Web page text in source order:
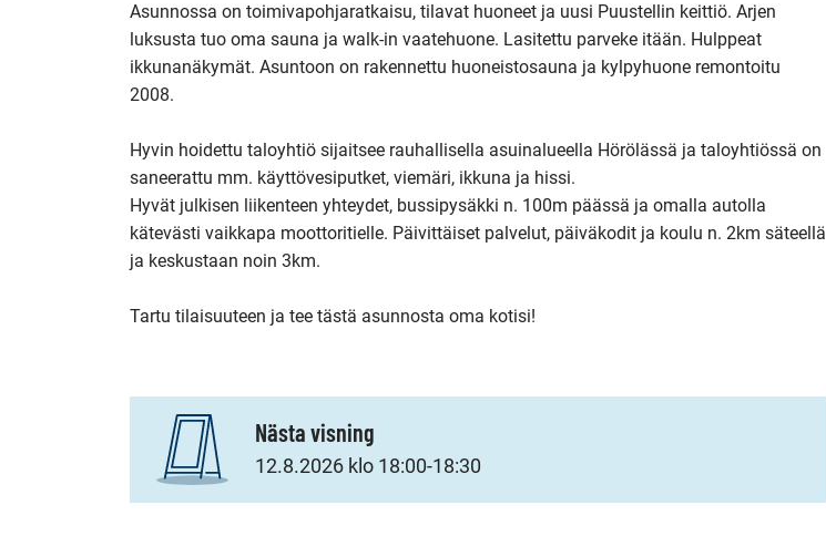
Asunnossa on toimivapohjaratkaisu, tilavat huoneet ja uusi Puustellin keittiö. Arjen
luksusta tuo oma sauna ja walk-in vaatehuone. Lasitettu parveke itään. Hulppeat
ikkunanäkymät. Asuntoon on rakennettu huoneistosauna ja kylpyhuone remontoitu
2008.
Hyvin hoidettu taloyhtiö sijaitsee rauhallisella asuinalueella Hörölässä ja taloyhtiössä on
saneerattu mm. käyttövesiputket, viemäri, ikkuna ja hissi.
Hyvät julkisen liikenteen yhteydet, bussipysäkki n. 100m päässä ja omalla autolla
kätevästi vaikkapa moottoritielle. Päivittäiset palvelut, päiväkodit ja koulu n. 2km säteellä
ja keskustaan noin 3km.
Tartu tilaisuuteen ja tee tästä asunnosta oma kotisi!
Nästa visning
12.8.2026 klo 18:00-18:30